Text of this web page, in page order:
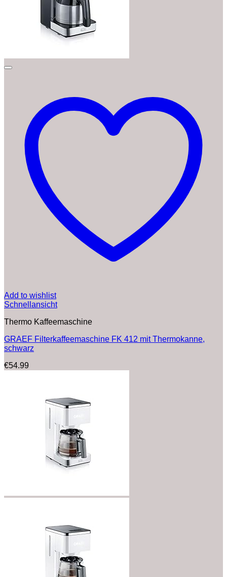
Add to wishlist
Schnellansicht
Thermo Kaffeemaschine
GRAEF Filterkaffeemaschine FK 412 mit Thermokanne,
schwarz
€54.99